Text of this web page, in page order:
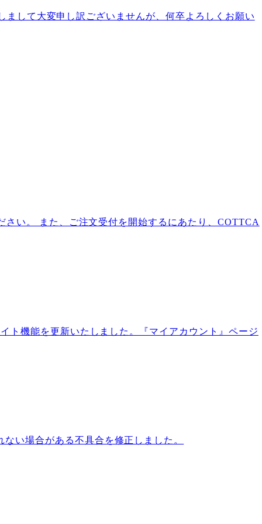
して大変申し訳ございませんが、何卒よろしくお願い
い。 また、ご注文受付を開始するにあたり、COTTCA
ト機能を更新いたしました。『マイアカウント』ページ
い場合がある不具合を修正しました。